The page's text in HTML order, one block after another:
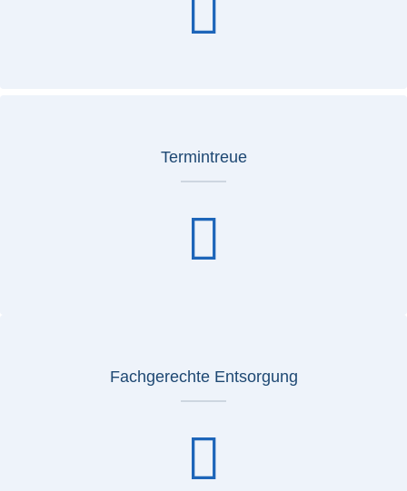
Termintreue
Fachgerechte Entsorgung